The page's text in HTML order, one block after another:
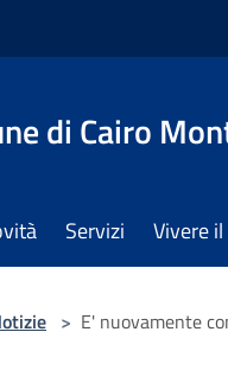
di Cairo
Servizi Vivere
> E' nuovamente